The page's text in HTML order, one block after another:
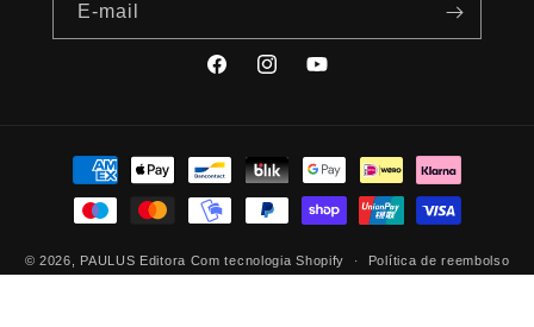
E-mail
FacebookInstagramYouTube
Métodos
pagamento
© 2026, PAULUS Editora Com tecnologia Shopify Política de reembolso